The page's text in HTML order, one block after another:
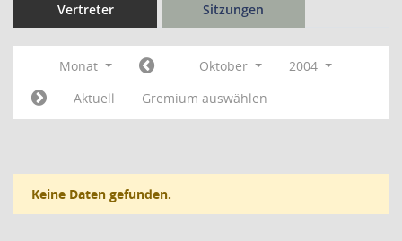
Vertreter Sitzungen
Monat Oktober
2004
Aktuell
Gremium auswählen
Keine Daten gefunden.